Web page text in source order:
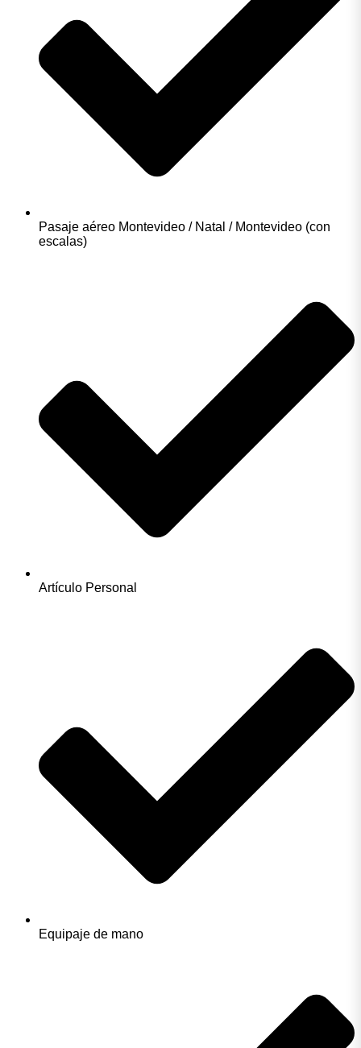
Pasaje aéreo Montevideo / Natal / Montevideo (con
escalas)
Artículo Personal
Equipaje de mano